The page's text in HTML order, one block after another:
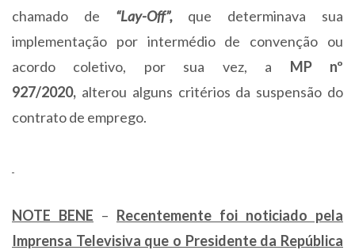
chamado de “Lay-Off”,que determinava sua
implementação por intermédio de convenção ou
acordo coletivo, por sua vez, a MP nº
927/2020, alterou alguns critérios da suspensão do
contrato de emprego.
NOTE BENE – Recentemente foi noticiado pela
Imprensa Televisiva que o Presidente da República